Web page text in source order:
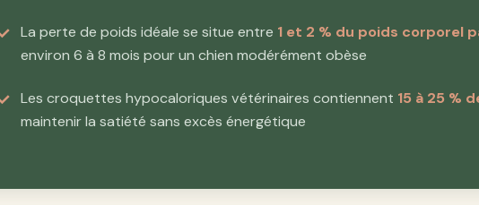
La perte de poids idéale se situe entre 1 et 2 % du poids corporel
environ 6 à 8 mois pour un chien modérément obèse
Les croquettes hypocaloriques vétérinaires contiennent 15 à 25 %
maintenir la satiété sans excès énergétique